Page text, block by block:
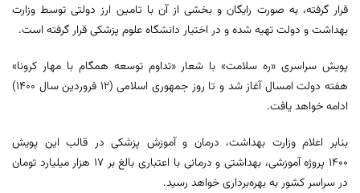
قرار گرفته، به صورت رایگان و بخشی از آن با تامین ارز دولتی توسط وزارت
بهداشت و دولت تهیه شده و در اختیار دانشگاه علوم پزشکی قرار گرفته است.
پویش سراسری «ره سلامت» با شعار «تداوم توسعه همگام با مهار کرونا»
هفته دولت امسال آغاز شد و تا روز جمهوری اسلامی (۱۲ فروردین سال ۱۴۰۰)
ادامه خواهد یافت.
بنابر اعلام وزارت بهداشت، درمان و آموزش پزشکی در قالب این پویش
۱۴۰۰ پروژه آموزشی، بهداشتی و درمانی با اعتباری بالغ بر ۱۷ هزار میلیارد تومان
در سراسر کشور به بهره‌برداری خواهد رسید.